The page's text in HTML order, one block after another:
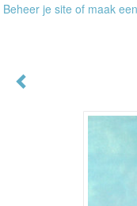
Beheer je site of maak